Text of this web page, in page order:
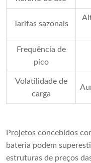
Tarifas sazonais
Frequência de
pico
Volatilidade de
carga
Projetos concebidos
bateria podem
estruturas de preços